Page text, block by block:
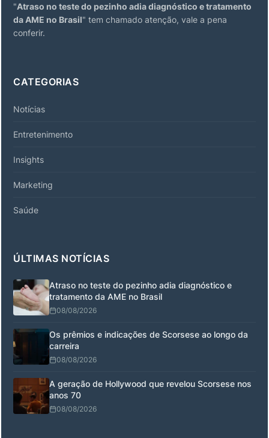
"Atraso no teste do pezinho adia diagnóstico e tratamento
da AME no Brasil" tem chamado atenção, vale a pena
conferir.
CATEGORIAS
Notícias
Entretenimento
Insights
Marketing
Saúde
ÚLTIMAS NOTÍCIAS
Atraso no teste do pezinho adia diagnóstico e
tratamento da AME no Brasil
08/08/2026
Os prêmios e indicações de Scorsese ao longo da
carreira
08/08/2026
A geração de Hollywood que revelou Scorsese nos
anos 70
08/08/2026